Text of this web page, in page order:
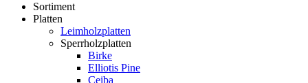
Sortiment
Platten
Leimholzplatten
Sperrholzplatten
Birke
Elliotis Pine
Ceiba